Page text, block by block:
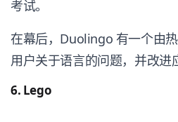
考试。
在幕后，Duolingo 有一个由
用户关于语言的问题，并改进
6. Lego